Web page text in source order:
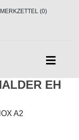
MERKZETTEL (0)
EH
A2